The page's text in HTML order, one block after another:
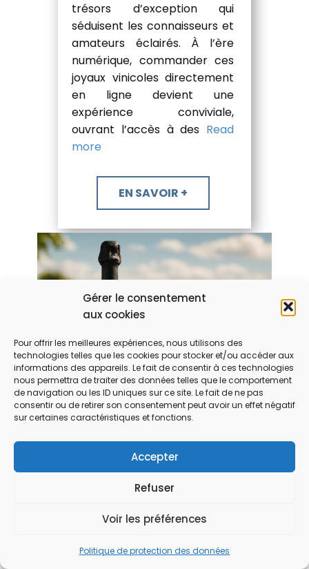
Gérer le consentement
aux cookies
Pour offrir les meilleures expériences, nous utilisons des
technologies telles que les cookies pour stocker et/ou accéder aux
informations des appareils. Le fait de consentir à ces technologies
nous permettra de traiter des données telles que le comportement
de navigation ou les ID uniques sur ce site. Le fait de ne pas
consentir ou de retirer son consentement peut avoir un effet négatif
sur certaines caractéristiques et fonctions.
Accepter
Refuser
Voir les préférences
Politique de protection des données
trésors d’exception qui
séduisent les connaisseurs et
amateurs éclairés. À l’ère
numérique, commander ces
joyaux vinicoles directement
en ligne devient une
expérience conviviale,
ouvrant l’accès à des Read
more
​EN SAVOIR +
DÉCOUVREZ
L’EXCELLENCE DU
CHAMPAGNE DOM
HISTOIRE ET
VIN